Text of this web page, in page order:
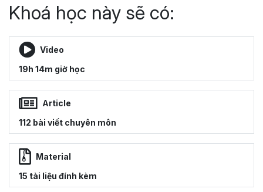
Khoá học này sẽ có:
Video
19h 14m giờ học
Article
112 bài viết chuyên môn
Material
15 tài liệu đính kèm